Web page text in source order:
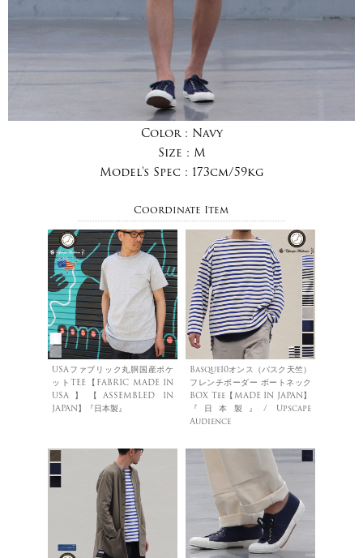
Color : Navy
Size : M
Model's Spec : 173cm/59kg
Coordinate Item
USAファブリック丸胴国産ポケ
ットTEE【FABRIC MADE IN
USA】【ASSEMBLED IN
JAPAN】『日本製』
Basque10オンス（バスク天竺）
フレンチボーダー ボートネック
BOX Tee【MADE IN JAPAN】
『日本製』/ Upscape
Audience